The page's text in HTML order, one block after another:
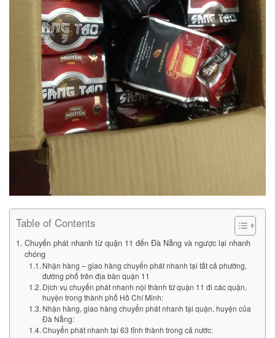
Table of Contents
Chuyển phát nhanh từ quận 11 đến Đà Nẵng và ngược lại nhanh
chóng
Nhận hàng – giao hàng chuyển phát nhanh tại tất cả phường,
đường phố trên địa bàn quận 11
Dịch vụ chuyển phát nhanh nội thành từ quận 11 đi các quận,
huyện trong thành phố Hồ Chí Minh:
Nhận hàng, giao hàng chuyển phát nhanh tại quận, huyện của
Đà Nẵng:
Chuyển phát nhanh tại 63 tỉnh thành trong cả nước: